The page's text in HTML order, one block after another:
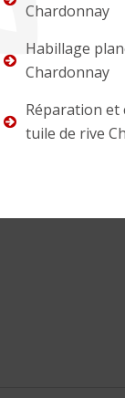
Chardonnay
Habillage
Chardonnay
Réparation et
tuile de rive